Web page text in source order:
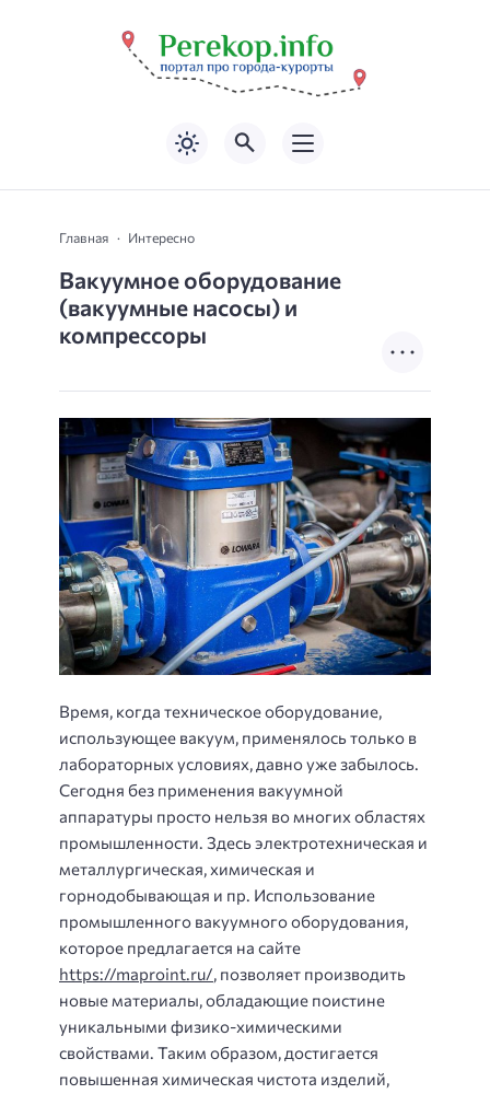
Главная Интересно
Вакуумное оборудование
(вакуумные насосы) и
компрессоры
Время, когда техническое оборудование,
использующее вакуум, применялось только в
лабораторных условиях, давно уже забылось.
Сегодня без применения вакуумной
аппаратуры просто нельзя во многих областях
промышленности. Здесь электротехническая и
металлургическая, химическая и
горнодобывающая и пр. Использование
промышленного вакуумного оборудования,
которое предлагается на сайте
https://maproint.ru/, позволяет производить
новые материалы, обладающие поистине
уникальными физико-химическими
свойствами. Таким образом, достигается
повышенная химическая чистота изделий,